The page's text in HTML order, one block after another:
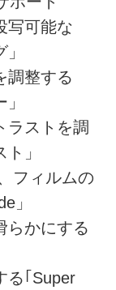
写可能な
調整する
ラストを調
」
フィルムの
」
らかにする
る｢Super